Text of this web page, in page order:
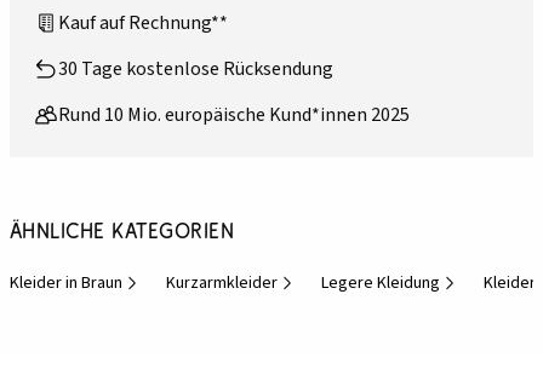
Kauf auf Rechnung**
30 Tage kostenlose Rücksendung
Rund 10 Mio. europäische Kund*innen 2025
Ähnliche Kategorien
Kleider in Braun Kurzarmkleider Legere Kleidung Kleider